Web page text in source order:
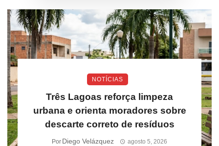
NOTÍCIAS
Três Lagoas reforça limpeza
urbana e orienta moradores sobre
descarte correto de resíduos
Por Diego Velázquez agosto 5, 2026